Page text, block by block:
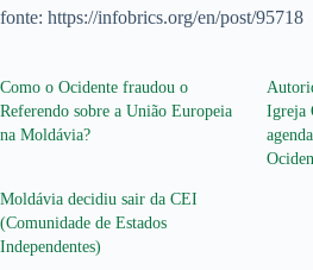
fonte: https://infobrics.org/en/post/95718
Como o Ocidente fraudou o
Referendo sobre a União Europeia
na Moldávia?
Igreja
Moldávia decidiu sair da CEI
(Comunidade de Estados
Independentes)